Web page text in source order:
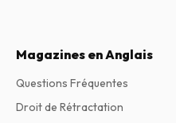
Magazines en Anglais
Questions Fréquentes
Droit de Rétractation